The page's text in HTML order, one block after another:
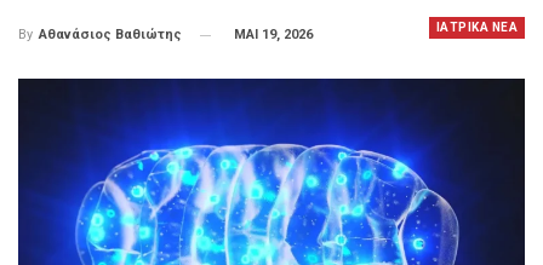
ΙΑΤΡΙΚΑ ΝΕΑ
By Αθανάσιος Βαθιώτης ΜΑΙ 19, 2026